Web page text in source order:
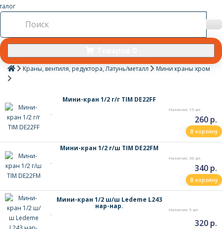
Краны, вентиля, редуктора, Латунь/металл Мини краны хром
Мини-кран 1/2 г/г TIM DE22FF
Наличие: 15 шт.
260 р.
В корзину
Мини-кран 1/2 г/ш TIM DE22FM
Наличие: 30 шт.
340 р.
В корзину
Мини-кран 1/2 ш/ш Ledeme L243
нар-нар.
..
Наличие: 5 шт.
320 р.